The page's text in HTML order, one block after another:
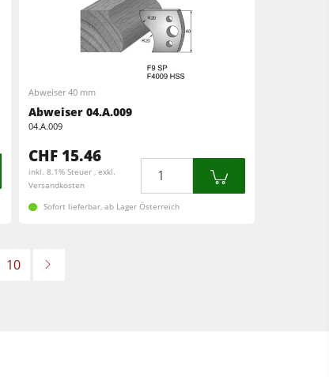
Abweiser 40 mm
Abweiser 04.A.009
04.A.009
CHF 15.46
inkl. 8.1% Steuer , exkl.
Versandkosten
Sofort lieferbar, ab Lager Österreich
10